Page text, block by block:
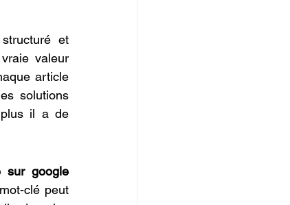
et
valeur
article
solutions
plus il a de
sur google
clé peut